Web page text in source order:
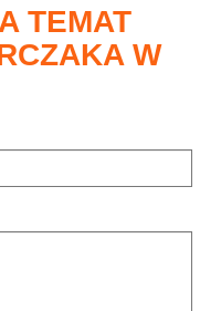
TEMAT
W